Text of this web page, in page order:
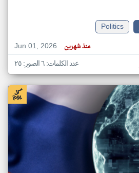
Politics
Jun 01, 2026
منذ شهرين
عدد الكلمات: ٦ الصور: ٢٥